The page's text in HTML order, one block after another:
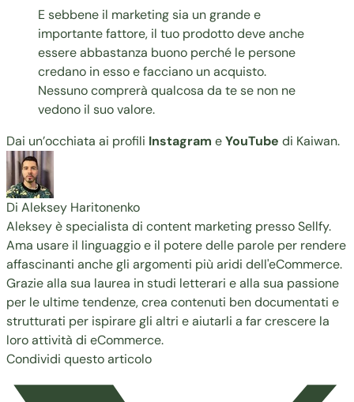
E sebbene il marketing sia un grande e
importante fattore, il tuo prodotto deve anche
essere abbastanza buono perché le persone
credano in esso e facciano un acquisto.
Nessuno comprerà qualcosa da te se non ne
vedono il suo valore.
Dai un’occhiata ai profili Instagram eYouTube di Kaiwan.
Di Aleksey Haritonenko
Aleksey è specialista di content marketing presso Sellfy.
Ama usare il linguaggio e il potere delle parole per rendere
affascinanti anche gli argomenti più aridi dell'eCommerce.
Grazie alla sua laurea in studi letterari e alla sua passione
per le ultime tendenze, crea contenuti ben documentati e
strutturati per ispirare gli altri e aiutarli a far crescere la
loro attività di eCommerce.
Condividi questo articolo